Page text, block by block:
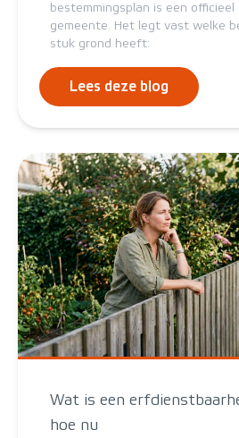
bestemmingsplan is een
gemeente. Het legt vast welke
stuk grond heeft:
Lees deze blog
Wat is een
hoe nu